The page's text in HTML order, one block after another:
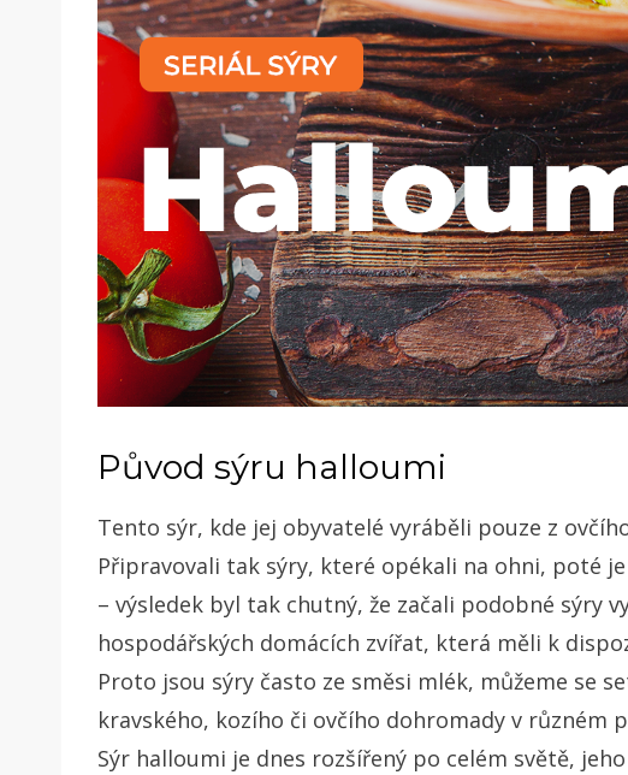
Původ sýru halloumi
Tento sýr, kde jej obyvatelé vyráběli pouze z
Připravovali tak sýry, které opékali na ohni, poté
– výsledek byl tak chutný, že začali podobné sýry
hospodářských domácích zvířat, která měli k
Proto jsou sýry často ze směsi mlék, můžeme se
kravského, kozího či ovčího dohromady v různém
Sýr halloumi je dnes rozšířený po celém světě,